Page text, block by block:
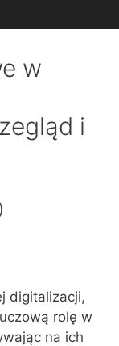
w
i
digitalizacji,
rolę w
na ich